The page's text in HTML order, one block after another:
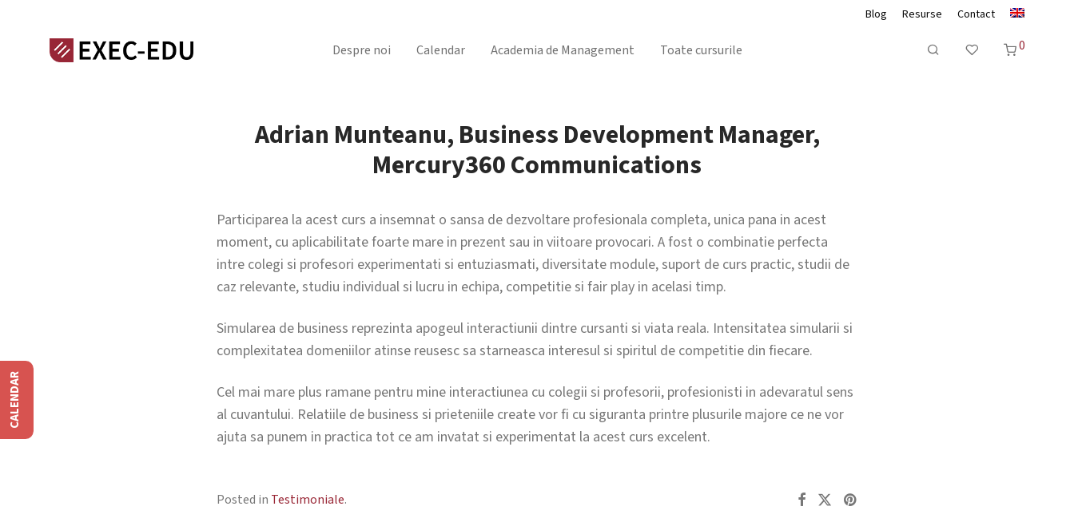
Blog Resurse Contact
Despre noi Calendar Academia de Management Toate cursurile 0
Adrian Munteanu, Business Development Manager,
Mercury360 Communications
Participarea la acest curs a insemnat o sansa de dezvoltare profesionala completa, unica pana in acest
moment, cu aplicabilitate foarte mare in prezent sau in viitoare provocari. A fost o combinatie perfecta
intre colegi si profesori experimentati si entuziasmati, diversitate module, suport de curs practic, studii de
caz relevante, studiu individual si lucru in echipa, competitie si fair play in acelasi timp.
Simularea de business reprezinta apogeul interactiunii dintre cursanti si viata reala. Intensitatea simularii si
complexitatea domeniilor atinse reusesc sa starneasca interesul si spiritul de competitie din fiecare.
Cel mai mare plus ramane pentru mine interactiunea cu colegii si profesorii, profesionisti in adevaratul sens
al cuvantului. Relatiile de business si prieteniile create vor fi cu siguranta printre plusurile majore ce ne vor
ajuta sa punem in practica tot ce am invatat si experimentat la acest curs excelent.
Posted in Testimoniale.
CALENDAR